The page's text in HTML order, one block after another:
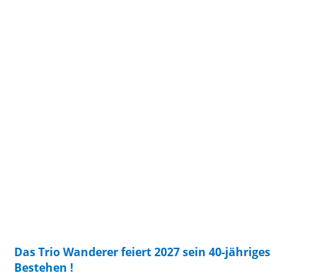
Das Trio Wanderer feiert 2027 sein 40-jähriges
Bestehen !